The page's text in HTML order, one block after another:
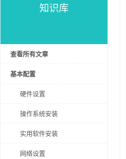
知识库
查看所有文章
基本配置
硬件设置
操作系统安装
实用软件安装
网络设置